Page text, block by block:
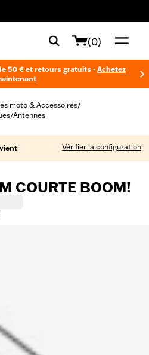
(0)
50 € et retours gratuits - Achetez
moto & Accessoires/
/Antennes
Vérifier la configuration
COURTE BOOM!